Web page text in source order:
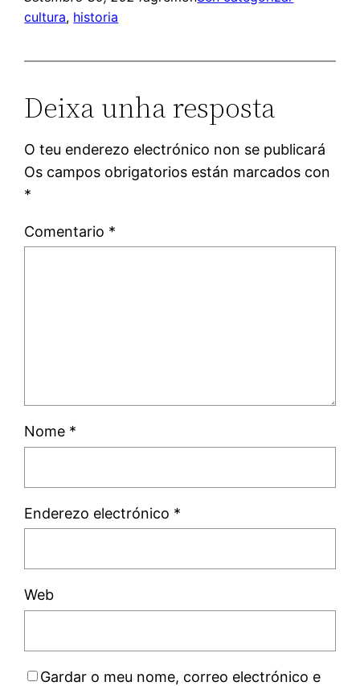
cultura, historia
Deixa unha resposta
O teu enderezo electrónico non se publicará
Os campos obrigatorios están marcados con
*
Comentario *
Nome *
Enderezo electrónico *
Web
Gardar o meu nome, correo electrónico e